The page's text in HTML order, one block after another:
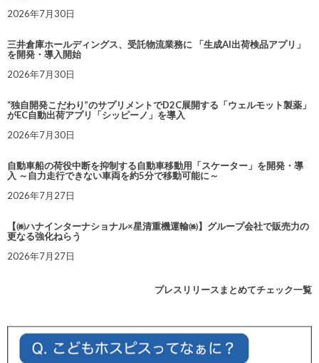
2026年7月30日
三井倉庫ホールディングス、受託物流業務に 「生成AI出荷検品アプリ」
を開発・導入開始
2026年7月30日
“独自開発こだわり”のサプリメントでD2C展開する「ウェルモット製薬」
がEC自動出荷アプリ「シッピーノ」を導入
2026年7月30日
自動車船の荷役中断を抑制する自動車移動用「スケーター」を開発・導
入 ～自力走行できない車両を約5分で移動可能に～
2026年7月27日
【㈱ハナインターナショナル×星清重機運輸㈱】グループ会社で販売力の
更なる強化ねらう
2026年7月27日
プレスリリースまとめてチェック一覧